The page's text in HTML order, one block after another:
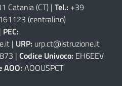
Catania (CT) | Tel.: +39
(centralino)
| PEC:
| URP: urp.ct@istruzione.it
| Codice Univoco: EH6EEV
AOO: AOOUSPCT